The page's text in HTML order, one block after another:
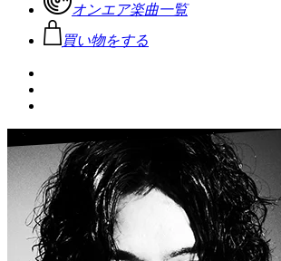
オンエア楽曲一覧
買い物をする